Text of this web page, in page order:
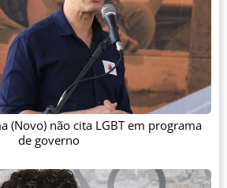
(Novo) não cita LGBT em programa
de governo